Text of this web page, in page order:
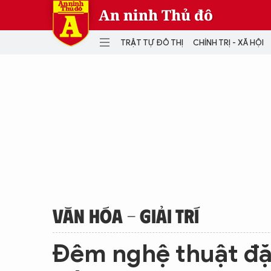
An ninh Thủ đô
TRẬT TỰ ĐÔ THỊ CHÍNH TRỊ - XÃ HỘI
VĂN HÓA - GIẢI TRÍ
Đêm nghệ thuật